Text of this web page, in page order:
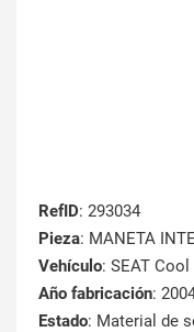
RefID: 293034
Pieza: MANETA
Vehículo: SEAT
Año fabricación:
Estado: Material de